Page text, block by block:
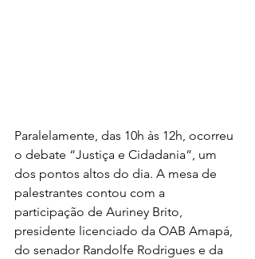
Paralelamente, das 10h às 12h, ocorreu
o debate “Justiça e Cidadania”, um
dos pontos altos do dia. A mesa de
palestrantes contou com a
participação de Auriney Brito,
presidente licenciado da OAB Amapá,
do senador Randolfe Rodrigues e da